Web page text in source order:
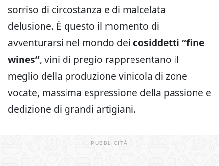
sorriso di circostanza e di malcelata
delusione. È questo il momento di
avventurarsi nel mondo dei cosiddetti “fine
wines”, vini di pregio rappresentano il
meglio della produzione vinicola di zone
vocate, massima espressione della passione e
dedizione di grandi artigiani.